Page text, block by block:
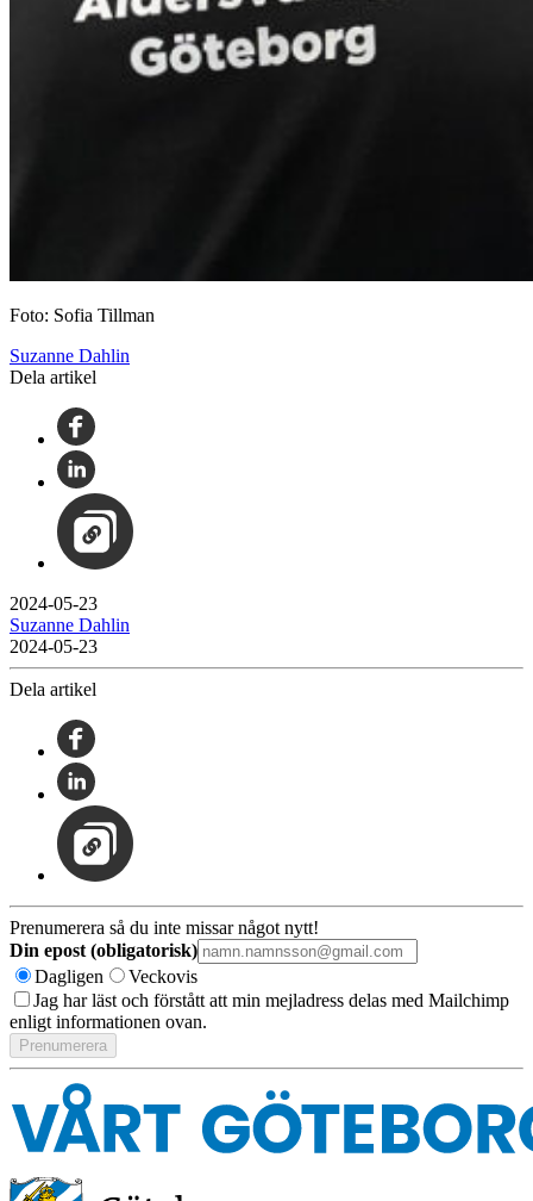
Foto: Sofia Tillman
Suzanne Dahlin
Dela artikel
2024-05-23
Suzanne Dahlin
2024-05-23
Dela artikel
Prenumerera så du inte missar något nytt!
Din epost (obligatorisk)
Dagligen
Veckovis
Jag har läst och förstått att min mejladress delas med Mailchimp
enligt informationen ovan.